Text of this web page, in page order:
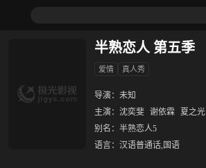
半熟恋人 第五季
爱情 真人秀
导演： 未知
主演： 沈奕斐 谢依霖 夏之光
别名： 半熟恋人5
语言： 汉语普通话,国语